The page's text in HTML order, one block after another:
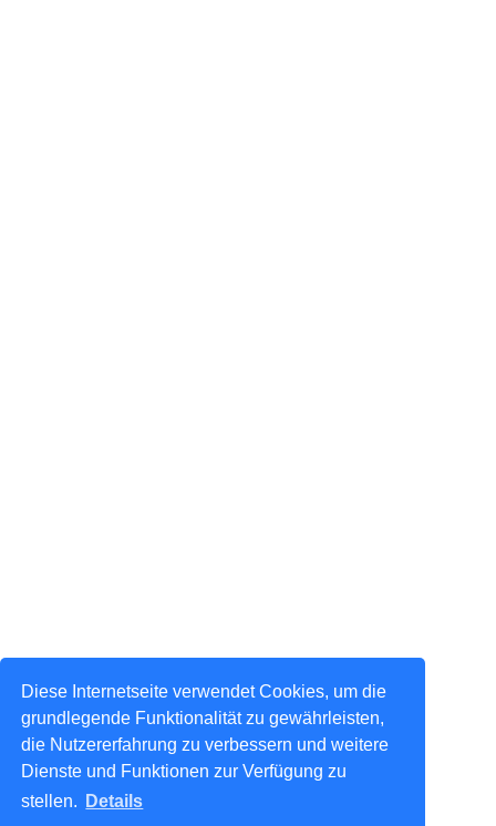
Diese Internetseite verwendet Cookies, um die
grundlegende Funktionalität zu gewährleisten,
die Nutzererfahrung zu verbessern und weitere
Dienste und Funktionen zur Verfügung zu
stellen.
Details